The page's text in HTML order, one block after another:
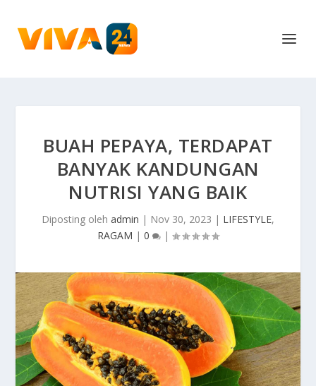
BUAH PEPAYA, TERDAPAT
BANYAK KANDUNGAN
NUTRISI YANG BAIK
Diposting oleh admin | Nov 30, 2023 | LIFESTYLE,
RAGAM | 0 |